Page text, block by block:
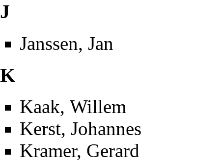
J
Janssen, Jan
K
Kaak, Willem
Kerst, Johannes
Kramer, Gerard